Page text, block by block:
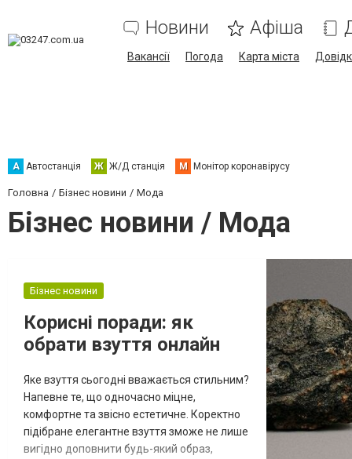
Новини Афіша
Вакансії Погода Карта міста
А Автостанція Ж Ж/Д станція М Монітор коронавірусу
Головна Бізнес новини Мода
Бізнес новини / Мода
Бізнес новини
Корисні поради: як
обрати взуття онлайн
Яке взуття сьогодні вважається стильним?
Напевне те, що одночасно міцне,
комфортне та звісно естетичне. Коректно
підібране елегантне взуття зможе не лише
вигідно доповнити будь-який образ,